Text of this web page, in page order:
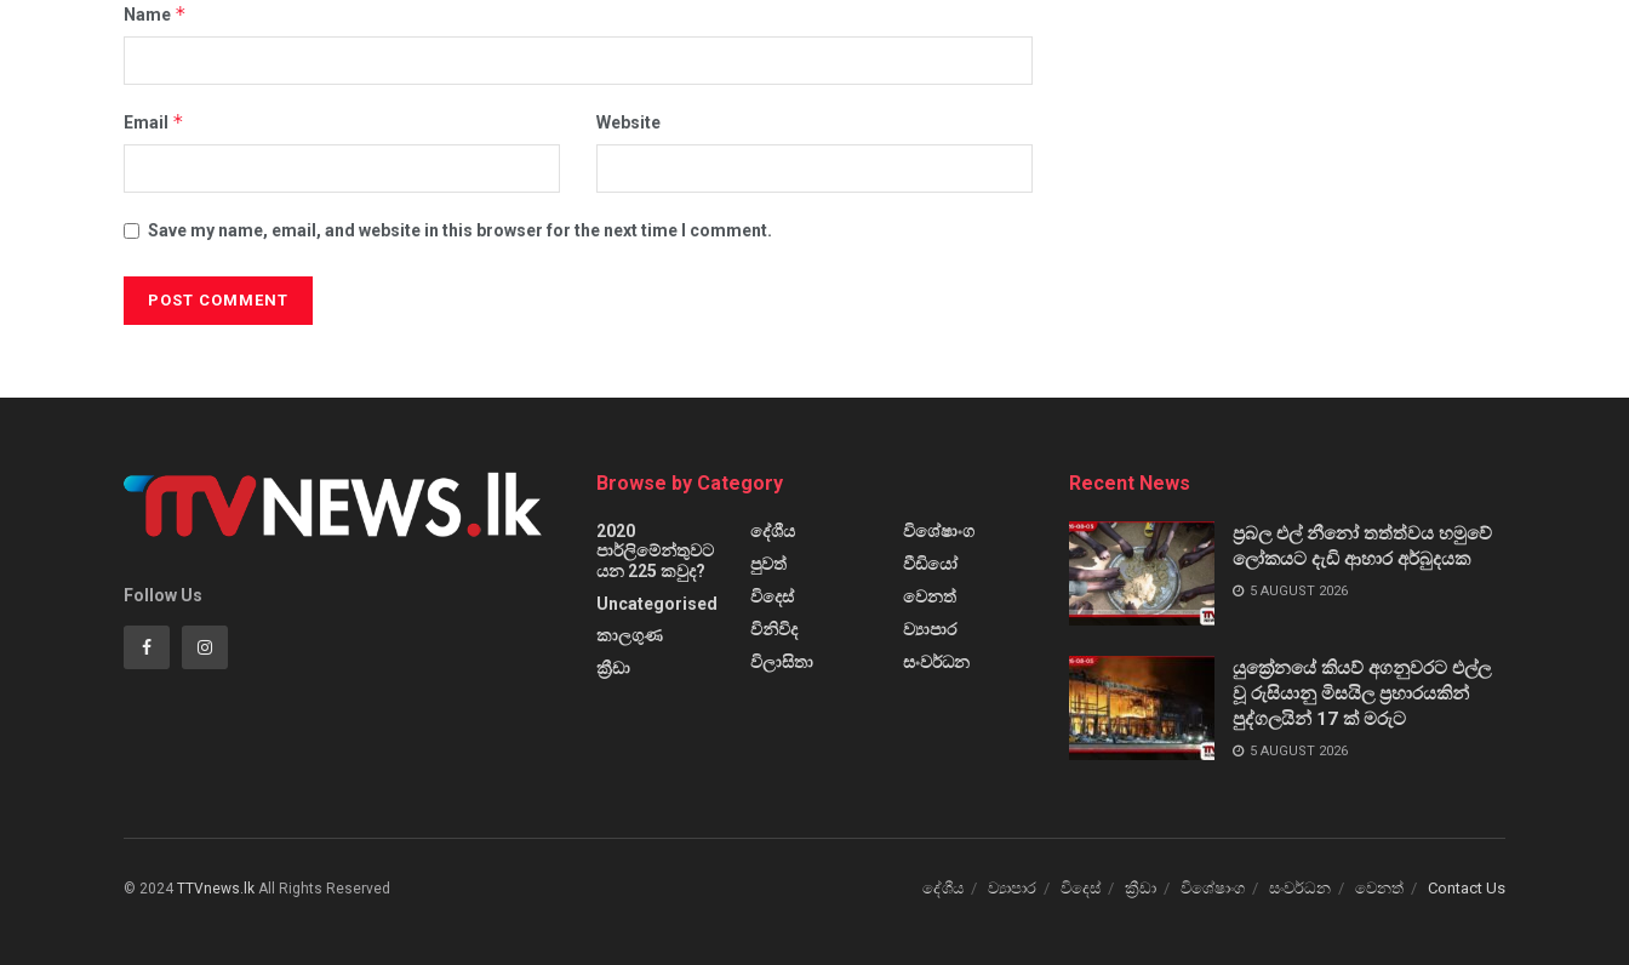
Name *
Email * Website
Save my name, email, and website in this browser for the next time I comment.
Follow Us
Browse by Category
2020
පාර්ලිමේන්තුවට
යන 225 කවුද?
Uncategorised
කාලගුණ
ක්‍රීඩා
දේශීය
පුවත්
විදෙස්
විනිවිද
විලාසිතා
විශේෂාංග
වීඩියෝ
වෙනත්
ව්‍යාපාර
සංවර්ධන
Recent News
ප්‍රබල එල් නීනෝ තත්ත්වය හමුවේ
ලෝකයට දැඩි ආහාර අර්බුදයක
5 AUGUST 2026
යුක්‍රේනයේ කියව් අගනුවරට එල්ල
වූ රුසියානු මිසයිල ප්‍රහාරයකින්
පුද්ගලයින් 17 ක් මරුට
5 AUGUST 2026
දේශීය ව්‍යාපාර විදෙස් ක්‍රීඩා විශේෂාංග සංවර්ධන වෙනත් Contact Us
© 2024 TTVnews.lk All Rights Reserved